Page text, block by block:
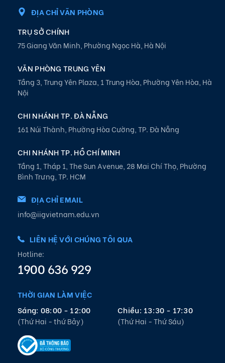
ĐỊA CHỈ VĂN PHÒNG
TRỤ SỞ CHÍNH
75 Giang Văn Minh, Phường Ngọc Hà, Hà Nội
VĂN PHÒNG TRUNG YÊN
Tầng 3, Trung Yên Plaza, 1 Trung Hòa, Phường Yên Hòa, Hà
Nội
CHI NHÁNH TP. ĐÀ NẴNG
161 Núi Thành, Phường Hòa Cường, TP. Đà Nẵng
CHI NHÁNH TP. HỒ CHÍ MINH
Tầng 1, Tháp 1, The Sun Avenue, 28 Mai Chí Thọ, Phường
Bình Trưng, TP. HCM
ĐỊA CHỈ EMAIL
info@iigvietnam.edu.vn
LIÊN HỆ VỚI CHÚNG TÔI QUA
Hotline:
1900 636 929
THỜI GIAN LÀM VIỆC
Sáng: 08:00 - 12:00
(Thứ Hai - thứ Bảy)
Chiều: 13:30 - 17:30
(Thứ Hai - Thứ Sáu)